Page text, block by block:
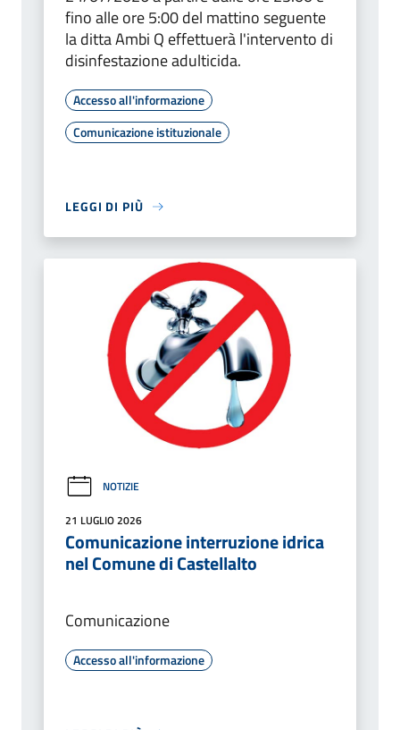
fino alle ore 5:00 del mattino seguente
la ditta Ambi Q effettuerà l'intervento di
disinfestazione adulticida.
Accesso all'informazione
Comunicazione istituzionale
LEGGI DI PIÙ
NOTIZIE
21 LUGLIO 2026
Comunicazione interruzione idrica
nel Comune di Castellalto
Comunicazione
Accesso all'informazione